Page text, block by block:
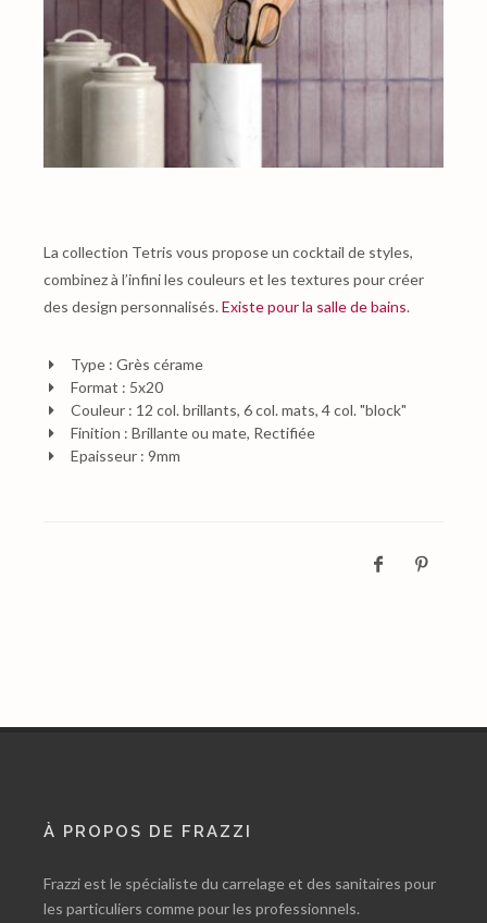
La collection Tetris vous propose un cocktail de styles,
combinez à l’infini les couleurs et les textures pour créer
des design personnalisés.Existe pour la salle de bains.
Type : Grès cérame
Format : 5x20
Couleur : 12 col. brillants, 6 col. mats, 4 col. "block"
Finition : Brillante ou mate, Rectifiée
Epaisseur : 9mm
À PROPOS DE FRAZZI
Frazzi est le spécialiste du carrelage et des sanitaires pour
les particuliers comme pour les professionnels.